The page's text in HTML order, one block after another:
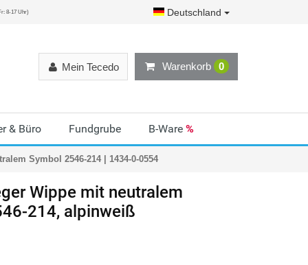
8-17 Uhr) Deutschland
Warenkorb 0
Mein Tecedo
& Büro Fundgrube B-Ware %
Symbol 2546-214 | 1434-0-0554
Wippe mit neutralem
214, alpinweiß